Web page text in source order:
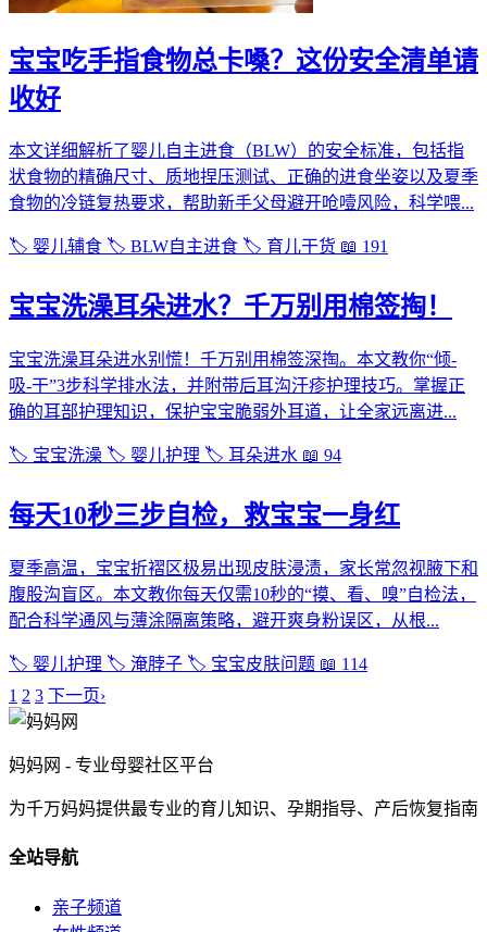
宝宝吃手指食物总卡嗓？这份安全清单请
收好
本文详细解析了婴儿自主进食（BLW）的安全标准，包括指
状食物的精确尺寸、质地捏压测试、正确的进食坐姿以及夏季
食物的冷链复热要求，帮助新手父母避开呛噎风险，科学喂...
🏷️ 婴儿辅食 🏷️ BLW自主进食 🏷️ 育儿干货 📖 191
宝宝洗澡耳朵进水？千万别用棉签掏！
宝宝洗澡耳朵进水别慌！千万别用棉签深掏。本文教你“倾-
吸-干”3步科学排水法，并附带后耳沟汗疹护理技巧。掌握正
确的耳部护理知识，保护宝宝脆弱外耳道，让全家远离进...
🏷️ 宝宝洗澡 🏷️ 婴儿护理 🏷️ 耳朵进水 📖 94
每天10秒三步自检，救宝宝一身红
夏季高温，宝宝折褶区极易出现皮肤浸渍，家长常忽视腋下和
腹股沟盲区。本文教你每天仅需10秒的“摸、看、嗅”自检法，
配合科学通风与薄涂隔离策略，避开爽身粉误区，从根...
🏷️ 婴儿护理 🏷️ 淹脖子 🏷️ 宝宝皮肤问题 📖 114
1 2 3 下一页›
妈妈网 - 专业母婴社区平台
为千万妈妈提供最专业的育儿知识、孕期指导、产后恢复指南
全站导航
亲子频道